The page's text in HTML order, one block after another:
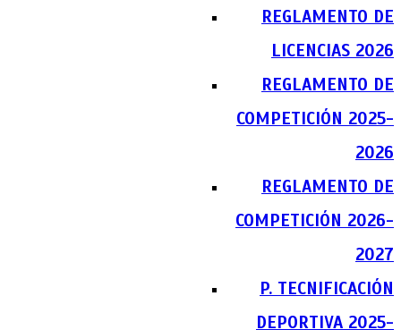
REGLAMENTO DE
LICENCIAS 2026
REGLAMENTO DE
COMPETICIÓN 2025-
2026
REGLAMENTO DE
COMPETICIÓN 2026-
2027
P. TECNIFICACIÓN
DEPORTIVA 2025-